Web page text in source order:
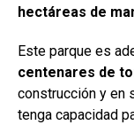
hectáreas de
Este parque es
centenares de
construcción y en
tenga capacidad